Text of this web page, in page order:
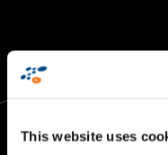
This website uses